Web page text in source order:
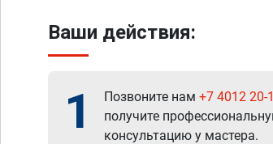
Ваши действия:
1 Позвоните нам +7 4012 20-
получите
консультацию у мастера.